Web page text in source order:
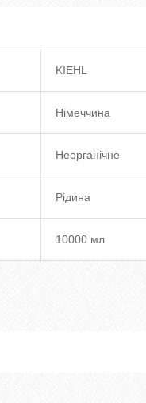
KIEHL
Німеччина
Неорганічне
Рідина
10000 мл